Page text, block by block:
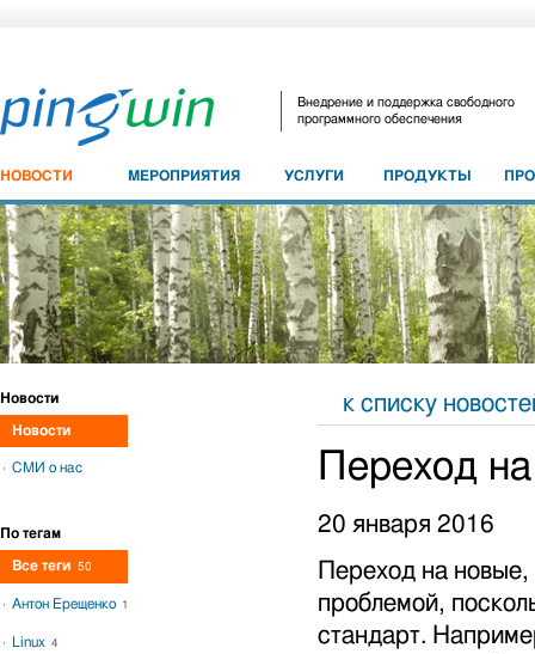
Внедрение и поддержка свободного
программного обеспечения
НОВОСТИ МЕРОПРИЯТИЯ УСЛУГИ ПРОДУКТЫ
к списку
Переход
20 января 2016
Переход на новые,
проблемой,
стандарт.
Новости
Новости
СМИ о нас
По тегам
Все теги 50
Антон Ерещенко 1
Linux 4